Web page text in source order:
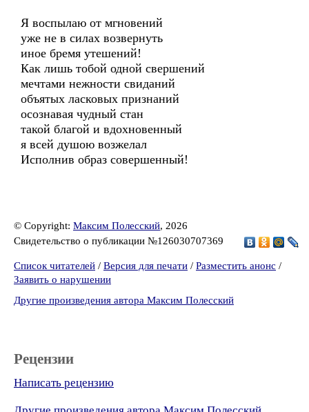
Я воспылаю от мгновений
уже не в силах возвернуть
иное бремя утешений!
Как лишь тобой одной свершений
мечтами нежности свиданий
объятых ласковых признаний
осознавая чудный стан
такой благой и вдохновенный
я всей душою возжелал
Исполнив образ совершенный!
© Copyright: Максим Полесский, 2026
Свидетельство о публикации №126030707369
Список читателей / Версия для печати / Разместить анонс /
Заявить о нарушении
Другие произведения автора Максим Полесский
Рецензии
Написать рецензию